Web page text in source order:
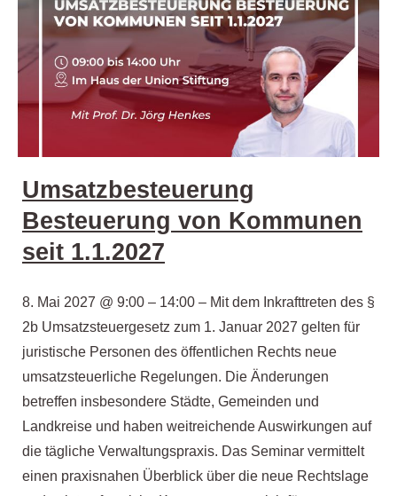
Umsatzbesteuerung
Besteuerung von Kommunen
seit 1.1.2027
8. Mai 2027 @ 9:00 – 14:00 – Mit dem Inkrafttreten des §
2b Umsatzsteuergesetz zum 1. Januar 2027 gelten für
juristische Personen des öffentlichen Rechts neue
umsatzsteuerliche Regelungen. Die Änderungen
betreffen insbesondere Städte, Gemeinden und
Landkreise und haben weitreichende Auswirkungen auf
die tägliche Verwaltungspraxis. Das Seminar vermittelt
einen praxisnahen Überblick über die neue Rechtslage